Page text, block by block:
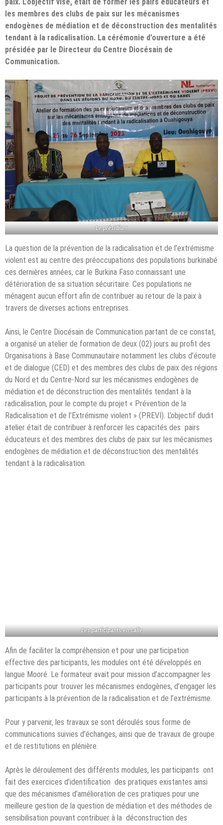
les membres des clubs de paix sur les mécanismes
endogènes de médiation et de déconstruction des mentalités
tendant à la radicalisation. La cérémonie d’ouverture a été
présidée par le Directeur du Centre Diocésain de
Communication.
Le présidium
La question de la prévention de la radicalisation et de l’extrémisme
violent est au centre des préoccupations des populations burkinabé
ces dernières années, car le Burkina Faso connaissant une
détérioration de sa situation sécuritaire. Ces populations ne
ménagent aucun effort afin de contribuer au retour de la paix à
travers de diverses actions entreprises.
Ainsi, le Centre Diocésain de Communication partant de ce constat,
a organisé un atelier de formation de deux (02) jours au profit des
Organisations à Base Communautaire notamment les clubs d’écoute
et de dialogue (CED) et des membres des clubs de paix des régions
du Nord et du Centre-Nord sur les mécanismes endogènes de
médiation et de déconstruction des mentalités tendant à la
radicalisation, pour le compte du projet « Prévention de la
Radicalisation et de l’Extrémisme violent » (PREVI). L’objectif dudit
atelier était de contribuer à renforcer les capacités des pairs
éducateurs et des membres des clubs de paix sur les mécanismes
endogènes de médiation et de déconstruction des mentalités
tendant à la radicalisation.
Les participants en salle
Afin de faciliter la compréhension et pour une participation
effective des participants, les modules ont été développés en
langue Mooré. Le formateur avait pour mission d’accompagner les
participants pour trouver les mécanismes endogènes, d’engager les
participants à la prévention de la radicalisation et de l’extrémisme.
Pour y parvenir, les travaux se sont déroulés sous forme de
communications suivies d’échanges, ainsi que de travaux de groupe
et de restitutions en plénière.
Après le déroulement des différents modules, les participants ont
fait des exercices d’identification des pratiques existantes ainsi
que des mécanismes d’amélioration de ces pratiques pour une
meilleure gestion de la question de médiation et des méthodes de
sensibilisation pouvant contribuer à la déconstruction des